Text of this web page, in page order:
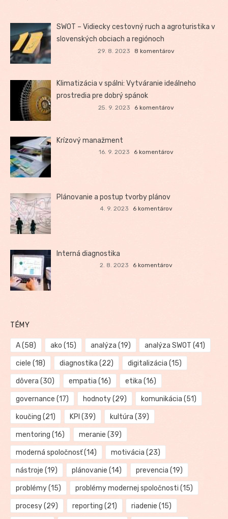
SWOT – Vidiecky cestovný ruch a agroturistika v
slovenských obciach a regiónoch
29. 8. 2023 8 komentárov
Klimatizácia v spálni: Vytváranie ideálneho
prostredia pre dobrý spánok
25. 9. 2023 6 komentárov
Krízový manažment
16. 9. 2023 6 komentárov
Plánovanie a postup tvorby plánov
4. 9. 2023 6 komentárov
Interná diagnostika
2. 8. 2023 6 komentárov
TÉMY
A(58) ako (15) analýza (19) analýza SWOT (41)
ciele (18) diagnostika (22) digitalizácia (15)
dôvera (30) empatia (16) etika (16)
governance (17) hodnoty(29) komunikácia (51)
koučing (21) KPI (39) kultúra (39)
mentoring (16) meranie (39)
moderná spoločnosť(14) motivácia (23)
nástroje (19) plánovanie (14) prevencia (19)
problémy(15) problémy modernej spoločnosti (15)
procesy(29) reporting (21) riadenie (15)